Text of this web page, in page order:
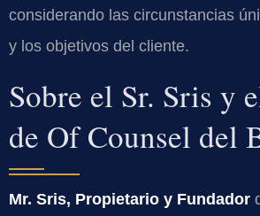
considerando las circunstancias
y los objetivos del cliente.
Sobre el Sr. Sris y
de Of Counsel del
Mr. Sris, Propietario y Fundador